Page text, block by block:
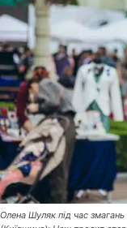
Олена Шуляк під час